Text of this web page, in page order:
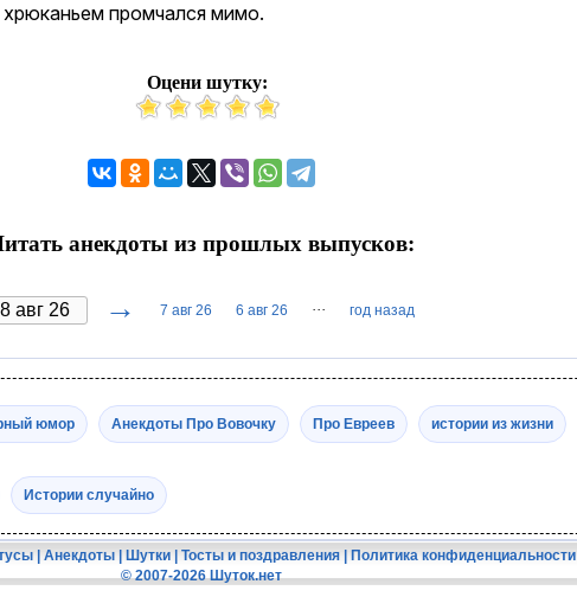
промчался мимо.
Оцени шутку:
анекдоты из прошлых выпусков:
→ 7 авг 26 6 авг 26 ··· год назад
юмор Анекдоты Про Вовочку Про Евреев истории из жизни
Истории случайно
| Анекдоты| Шутки| Тосты и поздравления| Политика конфиденциальности
© 2007-2026 Шуток.нет